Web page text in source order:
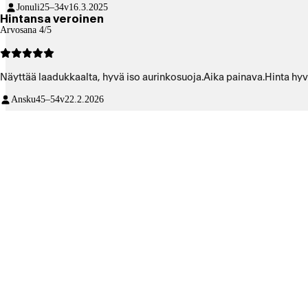
Jonuli25–34v16.3.2025
Hintansa veroinen
Arvosana 4/5
Näyttää laadukkaalta, hyvä iso aurinkosuoja.Aika painava.Hinta
Ansku45–54v22.2.2026